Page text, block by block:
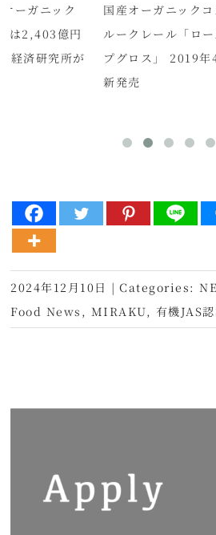
ーガニック
は2,403億円
経済研究所が
国産オーガニック
ルークレール「ロー
プグロス」 2019年
新発売
2024年12月10日 | Categories:
Food News , MIRAKU, 有機JAS